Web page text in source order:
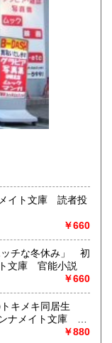
本
味本は当店にお
ます。
の昔の女優・アイ
スト集、
設定資料集
。
相談ください。
イト文庫 読者投
￥660
ッチな冬休み」 初
文庫 官能小説
￥660
キメキ同居生
メイト文庫 官
￥880